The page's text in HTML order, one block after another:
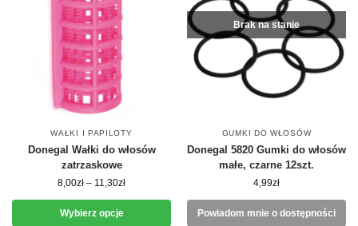
WAŁKI I PAPILOTY
Donegal Wałki do włosów
zatrzaskowe
8,00zł – 11,30zł
Wybierz opcje
Brak na stanie
GUMKI DO WŁOSÓW
Donegal 5820 Gumki do włosów
małe, czarne 12szt.
4,99zł
Powiadom mnie o dostępności